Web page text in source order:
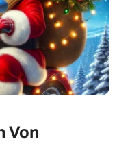
Von